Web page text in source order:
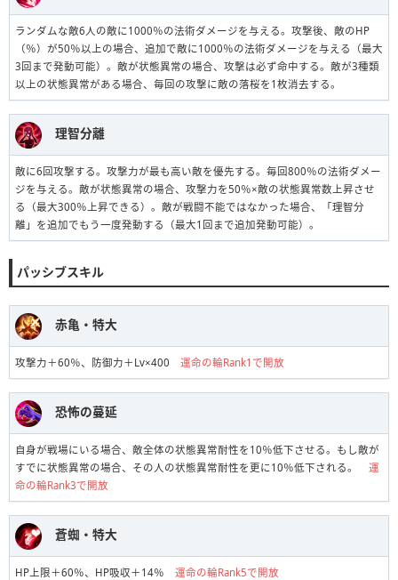
ランダムな敵6人の敵に1000％の法術ダメージを与える。攻撃後、敵のHP
（％）が50％以上の場合、追加で敵に1000％の法術ダメージを与える（最大
3回まで発動可能）。敵が状態異常の場合、攻撃は必ず命中する。敵が3種類
以上の状態異常がある場合、毎回の攻撃に敵の落桜を1枚消去する。
理智分離
敵に6回攻撃する。攻撃力が最も高い敵を優先する。毎回800％の法術ダメー
ジを与える。敵が状態異常の場合、攻撃力を50％×敵の状態異常数上昇させ
る（最大300％上昇できる）。敵が戦闘不能ではなかった場合、「理智分
離」を追加でもう一度発動する（最大1回まで追加発動可能）。
パッシブスキル
赤亀・特大
攻撃力＋60％、防御力＋Lv×400 運命の輪Rank1で開放
恐怖の蔓延
自身が戦場にいる場合、敵全体の状態異常耐性を10％低下させる。もし敵が
すでに状態異常の場合、その人の状態異常耐性を更に10％低下される。 運
命の輪Rank3で開放
蒼蜘・特大
HP上限＋60％、HP吸収＋14％ 運命の輪Rank5で開放